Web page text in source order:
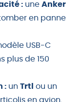
: une Anker
en panne
USB-C
plus de 150
: un Trtl
ou un
en avion.